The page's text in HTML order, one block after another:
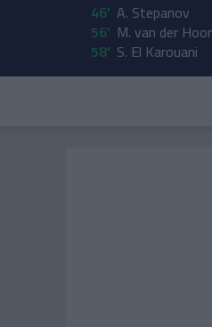
46' A. Stepanov
56' M. van der
58' S. El Karouani